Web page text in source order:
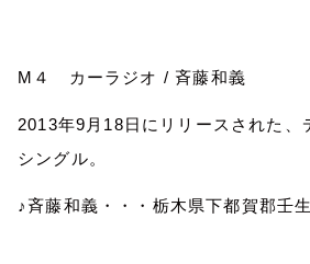
M ４ カーラジオ / 斉藤和義
2013年9 月 18日にリリースされた、
シングル。
♪斉藤和義・・・栃木県下都賀郡壬